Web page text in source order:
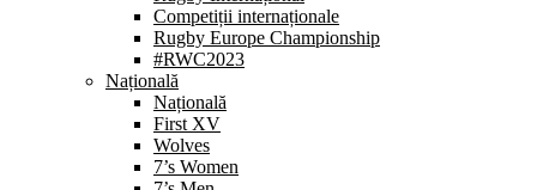
Competiții internaționale
Rugby Europe Championship
#RWC2023
Națională
Națională
First XV
Wolves
7’s Women